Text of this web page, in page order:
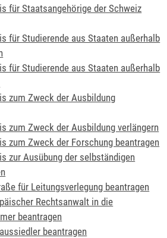
für Staatsangehörige der Schweiz
für Studierende aus Staaten außerhalb
für Studierende aus Staaten außerhalb
zum Zweck der Ausbildung
zum Zweck der Ausbildung verlängern
zum Zweck der Forschung beantragen
zur Ausübung der selbständigen
für Leitungsverlegung beantragen
Rechtsanwalt in die
beantragen
beantragen